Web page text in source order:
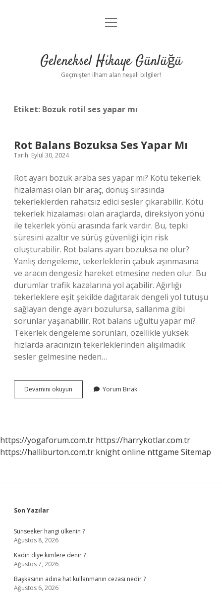
Anasayfa
Yasal Uyarı
menüyü
Geleneksel Hikaye Günlüğü
Geçmişten ilham alan neşeli bilgiler!
Etiket: Bozuk rotil ses yapar mı
Rot Balans Bozuksa Ses Yapar Mı
Tarih: Eylül 30, 2024
Rot ayarı bozuk araba ses yapar mı? Kötü tekerlek
hizalaması olan bir araç, dönüş sırasında
tekerleklerden rahatsız edici sesler çıkarabilir. Kötü
tekerlek hizalaması olan araçlarda, direksiyon yönü
ile tekerlek yönü arasında fark vardır. Bu, tepki
süresini azaltır ve sürüş güvenliği için risk
oluşturabilir. Rot balans ayarı bozuksa ne olur?
Yanlış dengeleme, tekerleklerin çabuk aşınmasına
ve aracın dengesiz hareket etmesine neden olur. Bu
durumlar trafik kazalarına yol açabilir. Ağırlığı
tekerleklere eşit şekilde dağıtarak dengeli yol tutuşu
sağlayan denge ayarı bozulursa, sallanma gibi
sorunlar yaşanabilir. Rot balans uğultu yapar mı?
Tekerlek dengeleme sorunları, özellikle yüksek
hızlarda aracınızın tekerleklerinden alışılmadık
sesler gelmesine neden…
Devamını okuyun
Balans
Yorum Bırak
https://yogaforum.com.tr https://harrykotlar.com.tr
https://halliburton.com.tr knight online nttgame Sitemap
Sidebar
Son Yazılar
Sunseeker hangi ülkenin ?
Ağustos 8, 2026
Kadın diye kimlere denir ?
Ağustos 7, 2026
Başkasının adına hat kullanmanın cezası nedir ?
Ağustos 6, 2026